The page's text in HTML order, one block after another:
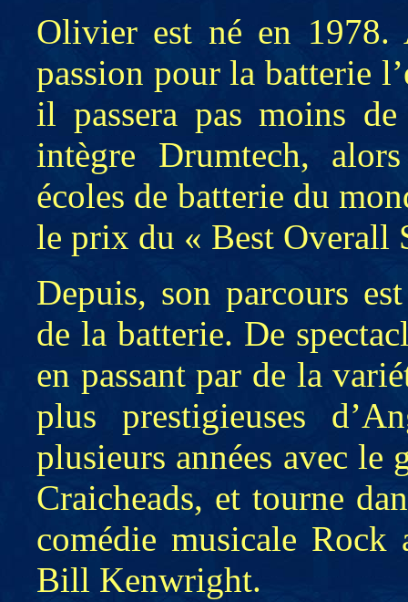
Olivier est né en 1978.
passion pour la batterie
il passera pas moins
intègre Drumtech,
écoles de batterie du
le prix du « Best Overall
Depuis, son parcours
de la batterie. De
en passant par de la
plus prestigieuses
plusieurs années avec
Craicheads, et tourne
comédie musicale
Bill Kenwright.